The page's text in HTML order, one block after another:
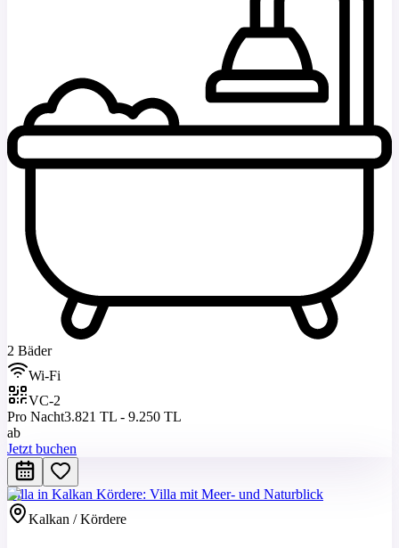
2 Bäder
Wi-Fi
VC-2
Pro Nacht3.821 TL - 9.250 TL
ab
Jetzt buchen
Villa in Kalkan Kördere: Villa mit Meer- und Naturblick
Kalkan / Kördere